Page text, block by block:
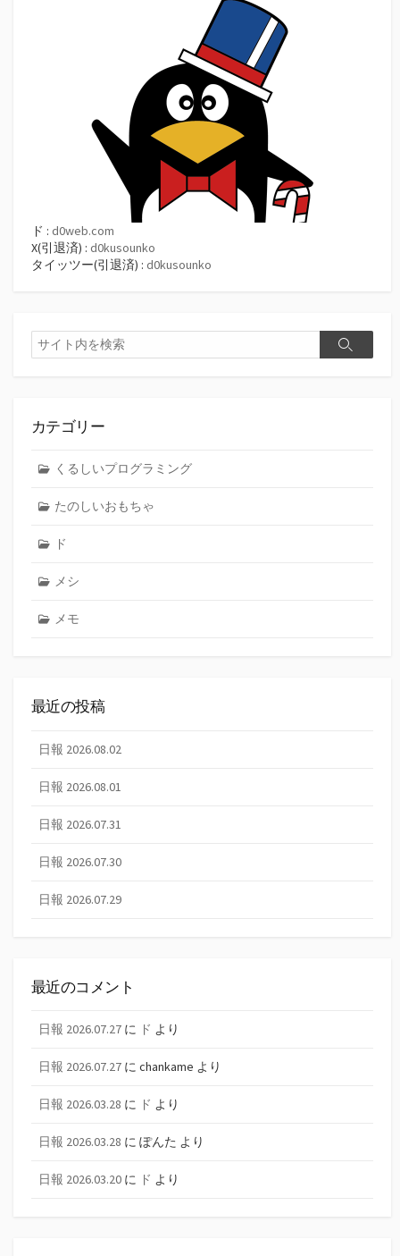
ド : d0web.com
X(引退済) : d0kusounko
タイッツー(引退済) : d0kusounko
検
索
検
カテゴリー
くるしいプログラミング
たのしいおもちゃ
ド
メシ
メモ
最近の投稿
日報 2026.08.02
日報 2026.08.01
日報 2026.07.31
日報 2026.07.30
日報 2026.07.29
最近のコメント
日報 2026.07.27 に ド より
日報 2026.07.27 に chankame より
日報 2026.03.28 に ド より
日報 2026.03.28 に ぽんた より
日報 2026.03.20 に ド より